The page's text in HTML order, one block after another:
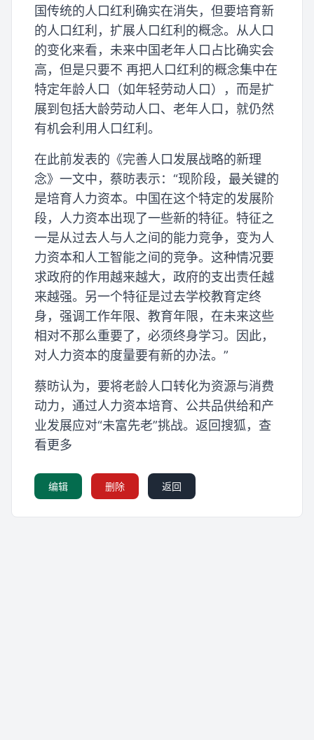
国传统的人口红利确实在消失，但要培育新
的人口红利，扩展人口红利的概念。从人口
的变化来看，未来中国老年人口占比确实会
高，但是只要不 再把人口红利的概念集中在
特定年龄人口（如年轻劳动人口），而是扩
展到包括大龄劳动人口、老年人口，就仍然
有机会利用人口红利。
在此前发表的《完善人口发展战略的新理
念》一文中，蔡昉表示：“现阶段，最关键的
是培育人力资本。中国在这个特定的发展阶
段，人力资本出现了一些新的特征。特征之
一是从过去人与人之间的能力竞争，变为人
力资本和人工智能之间的竞争。这种情况要
求政府的作用越来越大，政府的支出责任越
来越强。另一个特征是过去学校教育定终
身，强调工作年限、教育年限，在未来这些
相对不那么重要了，必须终身学习。因此，
对人力资本的度量要有新的办法。”
蔡昉认为，要将老龄人口转化为资源与消费
动力，通过人力资本培育、公共品供给和产
业发展应对“未富先老”挑战。返回搜狐，查
看更多
编辑 删除 返回